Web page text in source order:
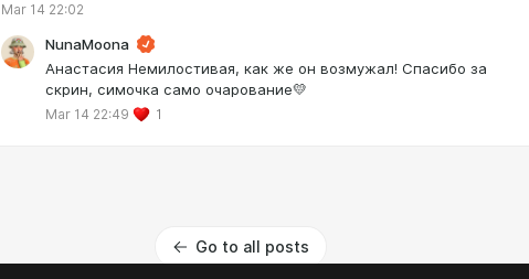
Mar 14 22:02
NunaMoona
Анастасия Немилостивая, как же он возмужал! Спасибо за
скрин, симочка само очарование💛
Mar 14 22:49 1
Go to all posts